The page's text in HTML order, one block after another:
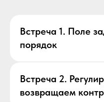
Встреча 1. Поле
порядок
Встреча 2.
возвращаем